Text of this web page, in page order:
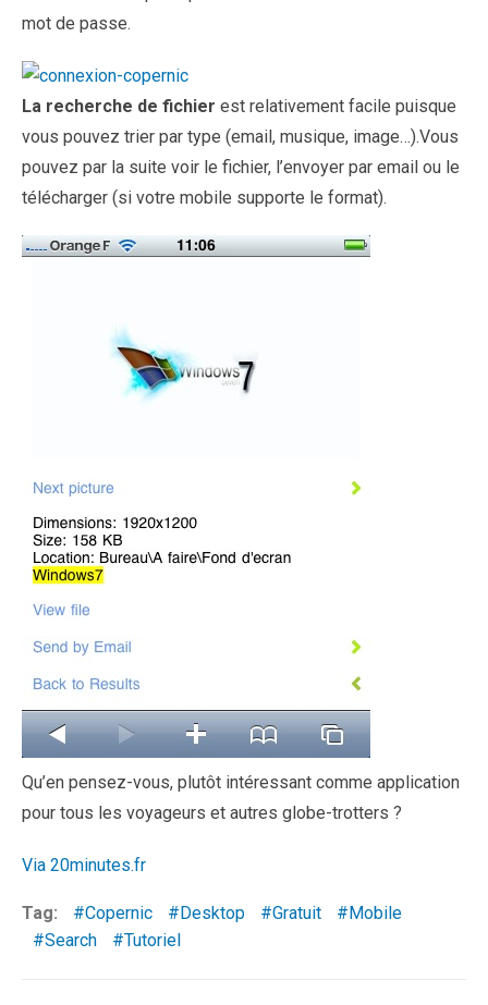
mot de passe.
La recherche de fichier est relativement facile puisque
vous pouvez trier par type (email, musique, image…).Vous
pouvez par la suite voir le fichier, l’envoyer par email ou le
télécharger (si votre mobile supporte le format).
Qu’en pensez-vous, plutôt intéressant comme application
pour tous les voyageurs et autres globe-trotters ?
Via 20minutes.fr
Tag: Copernic Desktop Gratuit
Mobile
Search
Tutoriel